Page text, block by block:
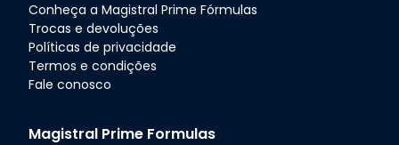
Conheça a Magistral Prime Fórmulas
Trocas e devoluções
Políticas de privacidade
Termos e condições
Fale conosco
Magistral Prime Formulas